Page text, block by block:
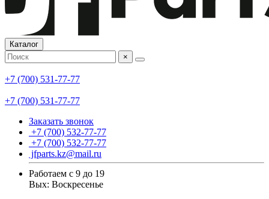
Каталог
×
+7 (700) 531-77-77
+7 (700) 531-77-77
Заказать звонок
+7 (700) 532-77-77
+7 (700) 532-77-77
jfparts.kz@mail.ru
Работаем с 9 до 19
Вых: Воскресенье